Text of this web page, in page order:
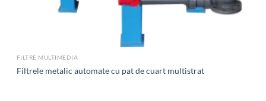
FILTRE MULTIMEDIA
Filtrele metalic automate cu pat de cuart multistrat